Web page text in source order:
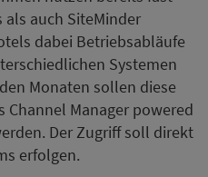
als auch SiteMinder
dabei Betriebsabläufe
Systemen
Monaten sollen diese
Channel Manager powered
Der Zugriff soll direkt
erfolgen.